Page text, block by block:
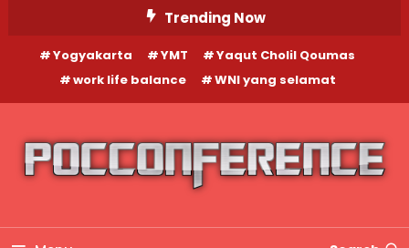
Content
Trending Now
Yogyakarta YMT
Yaqut Cholil Qoumas
work life balance
WNI yang selamat